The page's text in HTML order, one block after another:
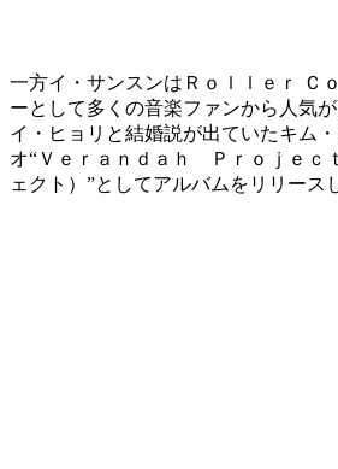
一方イ・サンスンはＲｏｌｌｅｒ Ｃ
ーとして多くの音楽ファンから人気
イ・ヒョリと結婚説が出ていたキム
オ“Ｖｅｒａｎｄａｈ Ｐｒｏｊｅｃ
ェクト）”としてアルバムをリリース